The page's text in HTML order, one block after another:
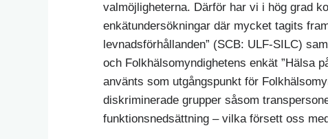
valmöjligheterna. Därför har vi i hög grad
enkätundersökningar där mycket tagits
levnadsförhållanden” (SCB: ULF-SILC)
och Folkhälsomyndighetens enkät ”Hälsa
använts som utgångspunkt för
diskriminerade grupper såsom
funktionsnedsättning – vilka försett oss